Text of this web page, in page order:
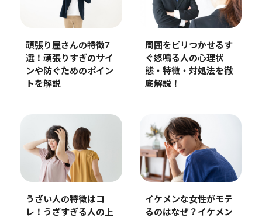
頑張り屋さんの特徴7
選！頑張りすぎのサイ
ンや防ぐためのポイン
トを解説
周囲をピリつかせるす
ぐ怒鳴る人の心理状
態・特徴・対処法を徹
底解説！
うざい人の特徴はコ
レ！うざすぎる人の上
イケメンな女性がモテ
るのはなぜ？イケメン